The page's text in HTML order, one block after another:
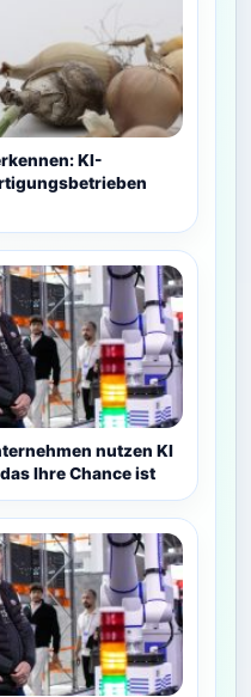
KI-
nutzen KI
Ihre Chance ist